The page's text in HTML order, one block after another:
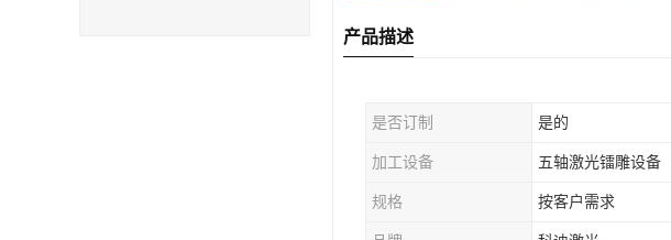
产品描述
是否订制 是的
加工设备 五轴激光镭雕设备
规格 按客户需求